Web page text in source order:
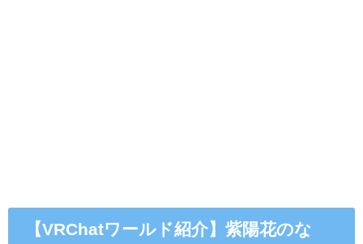
【VRChatワールド紹介】紫陽花のな